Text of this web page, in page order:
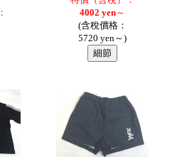
4002 yen～
(含稅價格：
5720 yen～)